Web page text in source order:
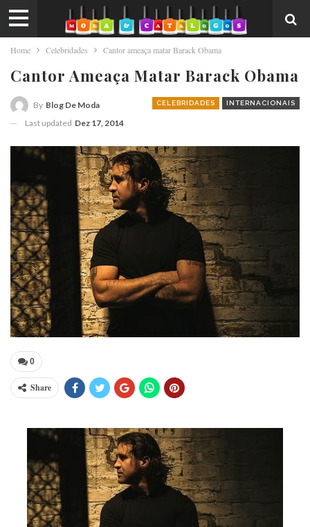
Home Celebridades Cantor ameaça matar Barack Obama
Cantor Ameaça Matar Barack Obama
CELEBRIDADES INTERNACIONAIS
By Blog De Moda
Last updated Dez 17, 2014
0
Share